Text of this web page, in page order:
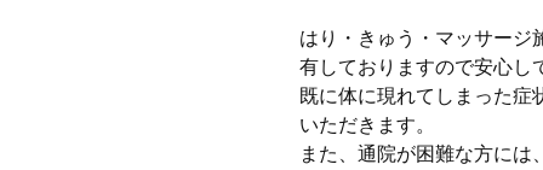
はり・きゅう・マッサージ
有しておりますので安心し
既に体に現れてしまった症
いただきます。
また、通院が困難な方に